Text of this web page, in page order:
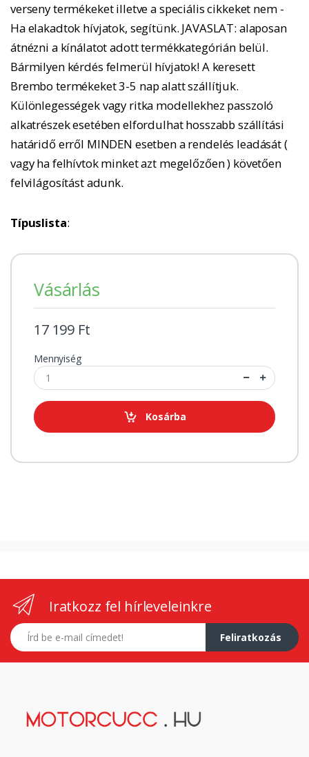
verseny termékeket illetve a speciális cikkeket nem -
Ha elakadtok hívjatok, segítünk. JAVASLAT: alaposan
átnézni a kínálatot adott termékkategórián belül.
Bármilyen kérdés felmerül hívjatok! A keresett
Brembo termékeket 3-5 nap alatt szállítjuk.
Különlegességek vagy ritka modellekhez passzoló
alkatrészek esetében elfordulhat hosszabb szállítási
határidő erről MINDEN esetben a rendelés leadását (
vagy ha felhívtok minket azt megelőzően ) követően
felvilágosítást adunk.
Típuslista:
Vásárlás
17 199 Ft
Mennyiség
Kosárba
Iratkozz fel hírleveleinkre
E-mail címed
Feliratkozás